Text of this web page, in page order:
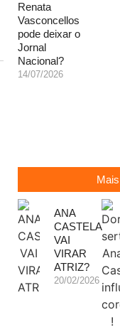
Renata
Vasconcellos
pode deixar o
Jornal
Nacional?
14/07/2026
ANA
CASTELA
VAI
VIRAR
ATRIZ?
20/02/2026